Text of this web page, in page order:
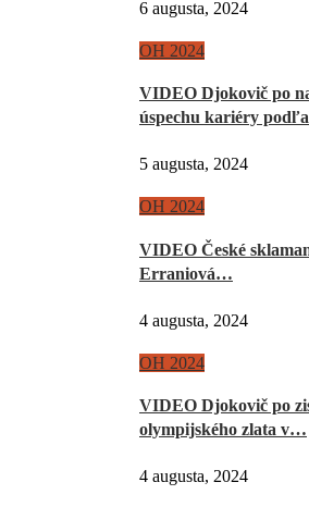
6 augusta, 2024
OH 2024
VIDEO Djokovič po
úspechu kariéry
5 augusta, 2024
OH 2024
VIDEO České
Erraniová…
4 augusta, 2024
OH 2024
VIDEO Djokovič po
olympijského zlata v…
4 augusta, 2024